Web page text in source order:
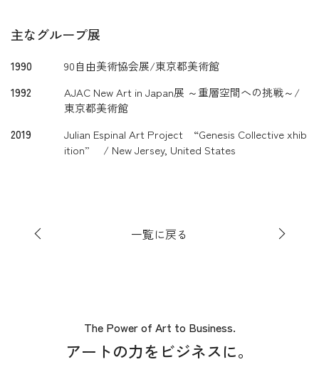
主なグループ展
1990
90自由美術協会展/東京都美術館
1992
AJAC New Art in Japan展 ～重層空間への挑戦～/
東京都美術館
2019
Julian Espinal Art Project “Genesis Collective xhib
ition” / New Jersey, United States
一覧に戻る
The Power of Art to Business.
アートの力をビジネスに。